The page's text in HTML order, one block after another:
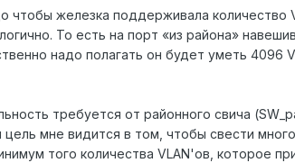
железка поддерживала количество
То есть на порт «из района»
надо полагать он будет уметь 4096
требуется от районного свича
мне видится в том, чтобы свести
того количества VLAN'ов, которое